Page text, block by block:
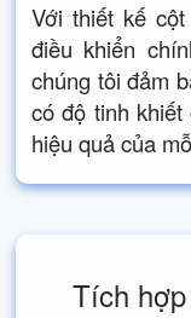
Với thiết kế
điều khiển
chúng tôi đảm
có độ tinh
hiệu quả của
Tích